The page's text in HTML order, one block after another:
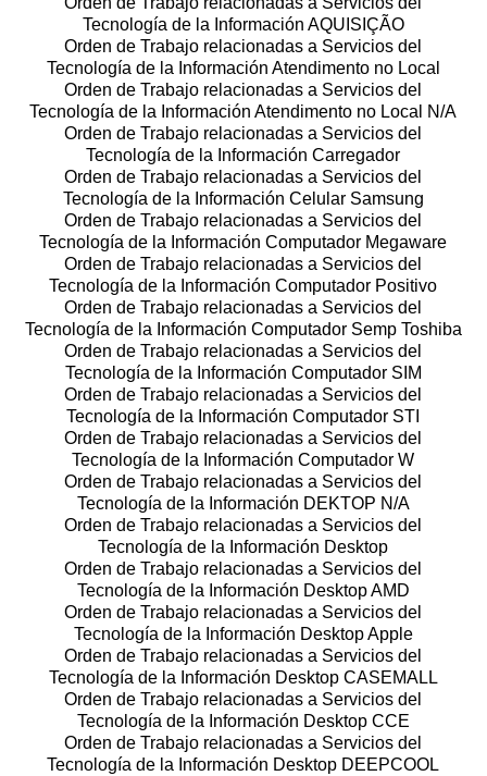
Tecnología de la Información AQUISIÇÃO
Orden de Trabajo relacionadas a Servicios del
Tecnología de la Información Atendimento no Local
Orden de Trabajo relacionadas a Servicios del
Tecnología de la Información Atendimento no Local N/A
Orden de Trabajo relacionadas a Servicios del
Tecnología de la Información Carregador
Orden de Trabajo relacionadas a Servicios del
Tecnología de la Información Celular Samsung
Orden de Trabajo relacionadas a Servicios del
Tecnología de la Información Computador Megaware
Orden de Trabajo relacionadas a Servicios del
Tecnología de la Información Computador Positivo
Orden de Trabajo relacionadas a Servicios del
Tecnología de la Información Computador Semp Toshiba
Orden de Trabajo relacionadas a Servicios del
Tecnología de la Información Computador SIM
Orden de Trabajo relacionadas a Servicios del
Tecnología de la Información Computador STI
Orden de Trabajo relacionadas a Servicios del
Tecnología de la Información Computador W
Orden de Trabajo relacionadas a Servicios del
Tecnología de la Información DEKTOP N/A
Orden de Trabajo relacionadas a Servicios del
Tecnología de la Información Desktop
Orden de Trabajo relacionadas a Servicios del
Tecnología de la Información Desktop AMD
Orden de Trabajo relacionadas a Servicios del
Tecnología de la Información Desktop Apple
Orden de Trabajo relacionadas a Servicios del
Tecnología de la Información Desktop CASEMALL
Orden de Trabajo relacionadas a Servicios del
Tecnología de la Información Desktop CCE
Orden de Trabajo relacionadas a Servicios del
Tecnología de la Información Desktop DEEPCOOL